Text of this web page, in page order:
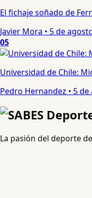
El fichaje soñado de
Javier Mora • 5 de
05
Universidad de Chile:
Pedro Hernandez • 5 de
La pasión del deporte